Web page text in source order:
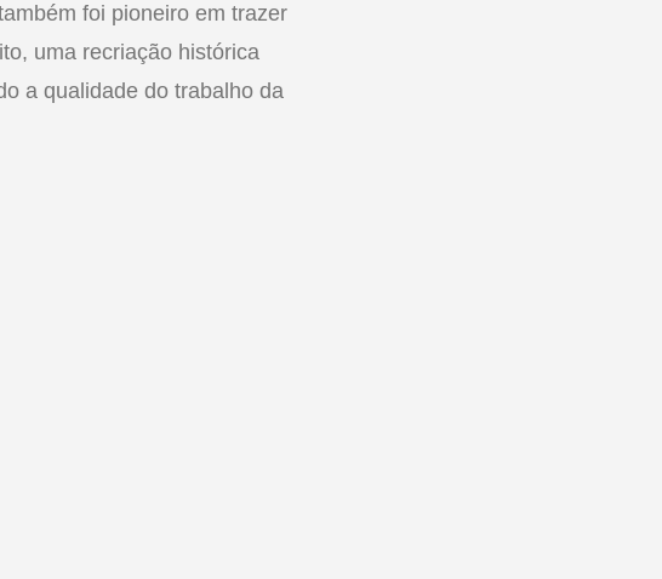
foi pioneiro em trazer
uma recriação histórica
a qualidade do trabalho da